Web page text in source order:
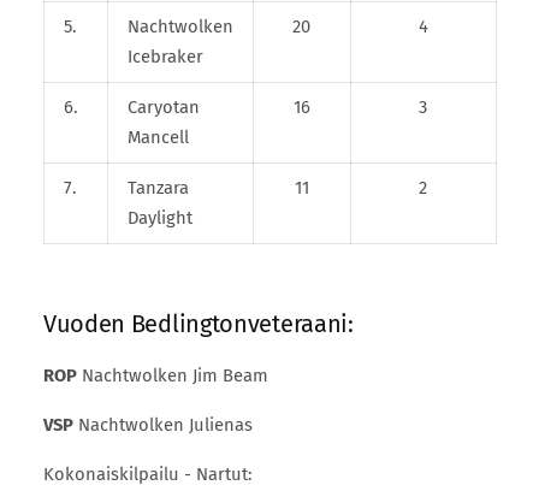
5.
Nachtwolken
Icebraker
20 4
6.
Caryotan
Mancell
16 3
7.
Tanzara
Daylight
11 2
Vuoden Bedlingtonveteraani:
ROPNachtwolken Jim Beam
VSPNachtwolken Julienas
Kokonaiskilpailu - Nartut: